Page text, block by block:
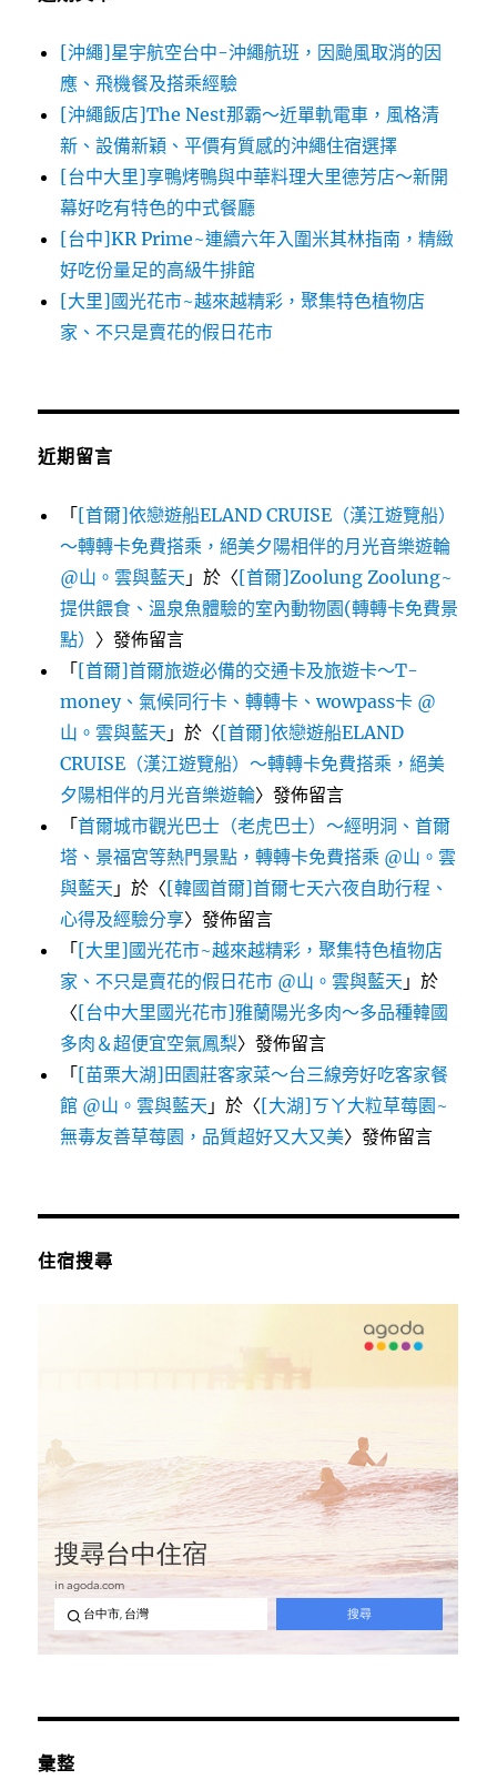
[沖繩]星宇航空台中-沖繩航班，因颱風取消的因
應、飛機餐及搭乘經驗
[沖繩飯店]The Nest那霸～近單軌電車，風格清
新、設備新穎、平價有質感的沖繩住宿選擇
[台中大里]享鴨烤鴨與中華料理大里德芳店～新開
幕好吃有特色的中式餐廳
[台中]KR Prime~連續六年入圍米其林指南，精緻
好吃份量足的高級牛排館
[大里]國光花市~越來越精彩，聚集特色植物店
家、不只是賣花的假日花市
近期留言
「[首爾]依戀遊船ELAND CRUISE（漢江遊覽船）
～轉轉卡免費搭乘，絕美夕陽相伴的月光音樂遊輪
@山。雲與藍天 」於〈[首爾]Zoolung Zoolung~
提供餵食、溫泉魚體驗的室內動物園(轉轉卡免費景
點） 〉發佈留言
「[首爾]首爾旅遊必備的交通卡及旅遊卡～T-
money、氣候同行卡、轉轉卡、wowpass卡 @
山。雲與藍天 」於〈[首爾]依戀遊船ELAND
CRUISE（漢江遊覽船）～轉轉卡免費搭乘，絕美
夕陽相伴的月光音樂遊輪〉發佈留言
「首爾城市觀光巴士（老虎巴士）～經明洞、首爾
塔、景福宮等熱門景點，轉轉卡免費搭乘 @山。雲
與藍天 」於〈[韓國首爾]首爾七天六夜自助行程、
心得及經驗分享〉發佈留言
「[大里]國光花市~越來越精彩，聚集特色植物店
家、不只是賣花的假日花市 @山。雲與藍天 」於
〈[台中大里國光花市]雅蘭陽光多肉～多品種韓國
多肉＆超便宜空氣鳳梨〉發佈留言
「[苗栗大湖]田園莊客家菜～台三線旁好吃客家餐
館 @山。雲與藍天 」於〈[大湖]ㄎㄚ大粒草莓園~
無毒友善草莓園，品質超好又大又美〉發佈留言
住宿搜尋
彙整